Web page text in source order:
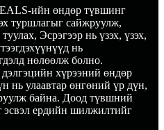
ийн өндөр түвшинг
туршлагыг сайжруулж,
Эсрэгээр нь үзэх, үзэх,
нь
нөлөөлж болно.
хүрээний өндөр
нь улаавтар өнгөний үр дүн,
байна. Доод түвшний
эсвэл ердийн шилжилтийг